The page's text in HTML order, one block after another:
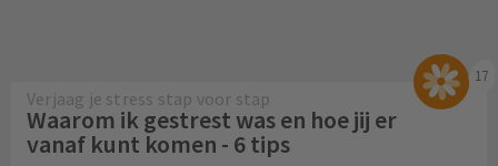
17
Verjaag je stress stap voor stap
Waarom ik gestrest was en hoe jij er
vanaf kunt komen - 6 tips